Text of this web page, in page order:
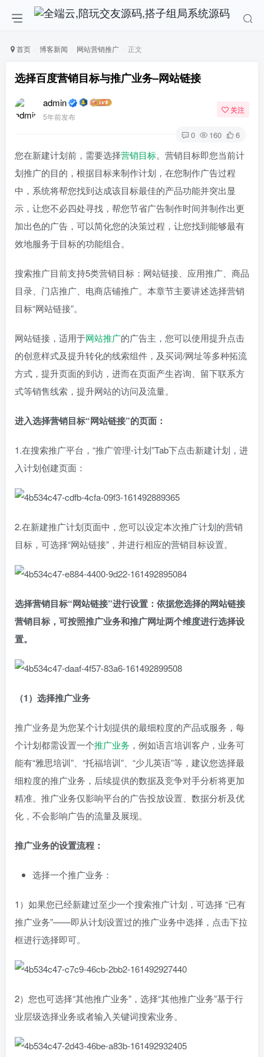
首页 博客新闻 网站营销推广 正文
选择百度营销目标与推广业务–网站链接
admin
5年前发布
关注
0 160 6
您在新建计划前，需要选择营销目标。营销目标即您当前计
划推广的目的，根据目标来制作计划，在您制作广告过程
中，系统将帮您找到达成该目标最佳的产品功能并突出显
示，让您不必四处寻找，帮您节省广告制作时间并制作出更
加出色的广告，可以简化您的决策过程，让您找到能够最有
效地服务于目标的功能组合。
搜索推广目前支持5类营销目标：网站链接、应用推广、商品
目录、门店推广、电商店铺推广。本章节主要讲述选择营销
目标“网站链接”。
网站链接，适用于网站推广的广告主，您可以使用提升点击
的创意样式及提升转化的线索组件，及买词/网址等多种拓流
方式，提升页面的到访，进而在页面产生咨询、留下联系方
式等销售线索，提升网站的访问及流量。
进入选择营销目标“网站链接”的页面：
1.在搜索推广平台，“推广管理-计划”Tab下点击新建计划，进
入计划创建页面：
2.在新建推广计划页面中，您可以设定本次推广计划的营销
目标，可选择“网站链接”，并进行相应的营销目标设置。
选择营销目标“网站链接”进行设置：依据您选择的网站链接
营销目标，可按照推广业务和推广网址两个维度进行选择设
置。
（1）选择推广业务
推广业务是为您某个计划提供的最细粒度的产品或服务，每
个计划都需设置一个推广业务 ，例如语言培训客户，业务可
能有“雅思培训”、“托福培训”、“少儿英语”等，建议您选择最
细粒度的推广业务，后续提供的数据及竞争对手分析将更加
精准。推广业务仅影响平台的广告投放设置、数据分析及优
化，不会影响广告的流量及展现。
推广业务的设置流程：
选择一个推广业务：
1）如果您已经新建过至少一个搜索推广计划，可选择 “已有
推广业务”——即从计划设置过的推广业务中选择，点击下拉
框进行选择即可。
2）您也可选择“其他推广业务”，选择“其他推广业务”基于行
业层级选择业务或者输入关键词搜索业务。